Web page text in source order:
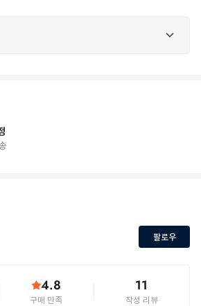
팔로우
4.8
구매 만족
11
작성 리뷰